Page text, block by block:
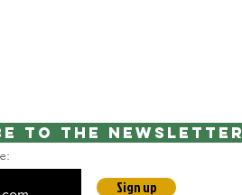
to the newsletter
Sign up